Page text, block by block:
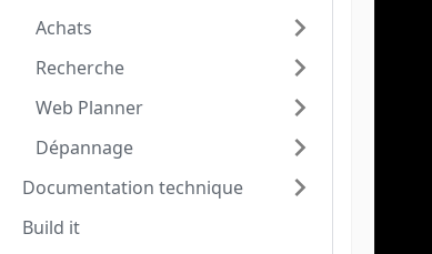
Achats
Recherche
Web Planner
Dépannage
Documentation technique
Build it